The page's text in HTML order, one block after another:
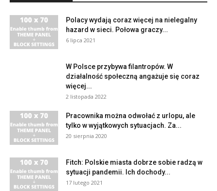
Polacy wydają coraz więcej na nielegalny
hazard w sieci. Połowa graczy...
6 lipca 2021
W Polsce przybywa filantropów. W
działalność społeczną angażuje się coraz
więcej...
2 listopada 2022
Pracownika można odwołać z urlopu, ale
tylko w wyjątkowych sytuacjach. Za...
20 sierpnia 2020
Fitch: Polskie miasta dobrze sobie radzą w
sytuacji pandemii. Ich dochody...
17 lutego 2021